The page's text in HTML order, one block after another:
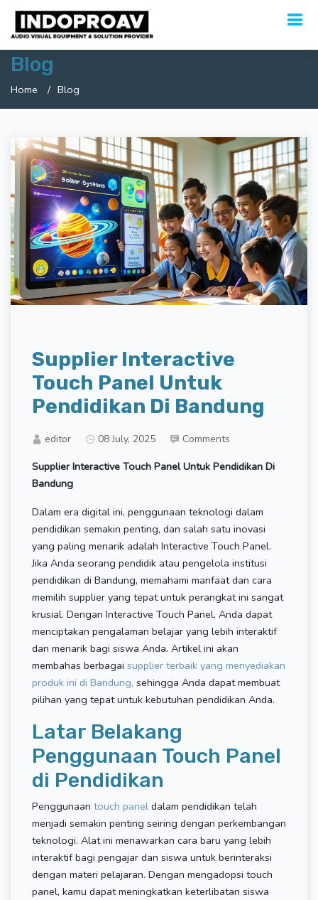
Blog
Home Blog
Supplier Interactive
Touch Panel Untuk
Pendidikan Di Bandung
editor 08 July, 2025 Comments
Supplier Interactive Touch Panel Untuk Pendidikan Di
Bandung
Dalam era digital ini, penggunaan teknologi dalam
pendidikan semakin penting, dan salah satu inovasi
yang paling menarik adalah Interactive Touch Panel.
Jika Anda seorang pendidik atau pengelola institusi
pendidikan di Bandung, memahami manfaat dan cara
memilih supplier yang tepat untuk perangkat ini sangat
krusial. Dengan Interactive Touch Panel, Anda dapat
menciptakan pengalaman belajar yang lebih interaktif
dan menarik bagi siswa Anda. Artikel ini akan
membahas berbagai supplier terbaik yang menyediakan
produk ini di Bandung, sehingga Anda dapat membuat
pilihan yang tepat untuk kebutuhan pendidikan Anda.
Latar Belakang
Penggunaan Touch Panel
di Pendidikan
Penggunaan touch panel dalam pendidikan telah
menjadi semakin penting seiring dengan perkembangan
teknologi. Alat ini menawarkan cara baru yang lebih
interaktif bagi pengajar dan siswa untuk berinteraksi
dengan materi pelajaran. Dengan mengadopsi touch
panel, kamu dapat meningkatkan keterlibatan siswa